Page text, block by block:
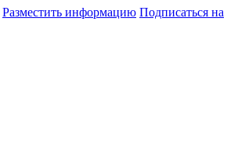
Разместить информацию Подписаться на